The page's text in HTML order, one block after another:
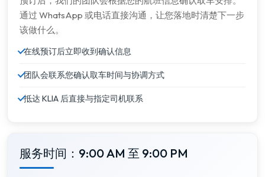
通过 WhatsApp 或电话直接沟通，让您落地时清楚下一步
该做什么。
在线预订后立即收到确认信息
团队会联系您确认取车时间与协调方式
抵达 KLIA 后直接与指定司机联系
服务时间：9:00 AM 至 9:00 PM